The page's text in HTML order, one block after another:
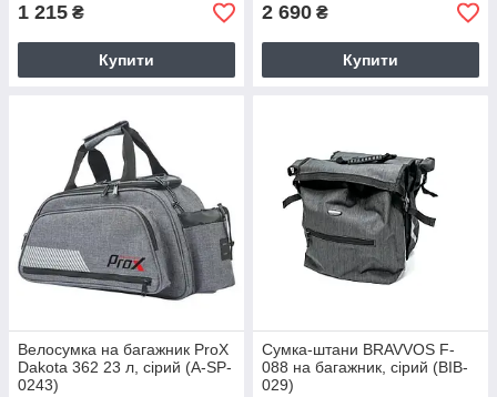
1 215 ₴
Купити
2 690 ₴
Купити
Велосумка на багажник ProX
Dakota 362 23 л, сірий (A-SP-
0243)
Сумка-штани BRAVVOS F-
088 на багажник, сірий (BIB-
029)